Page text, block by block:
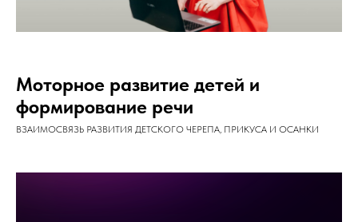
Моторное развитие детей и
формирование речи
ВЗАИМОСВЯЗЬ РАЗВИТИЯ ДЕТСКОГО ЧЕРЕПА, ПРИКУСА И ОСАНКИ